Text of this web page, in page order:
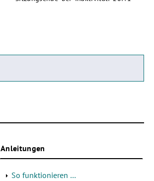
Anleitungen
So funktionieren …